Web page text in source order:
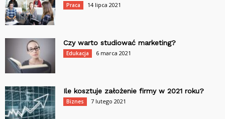
Praca 14 lipca 2021
Czy warto studiować marketing?
Edukacja 6 marca 2021
Ile kosztuje założenie firmy w 2021 roku?
Biznes 7 lutego 2021